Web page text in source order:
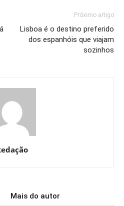
Próximo artigo
Lisboa é o destino preferido
dos espanhóis que viajam
sozinhos
Mais do autor